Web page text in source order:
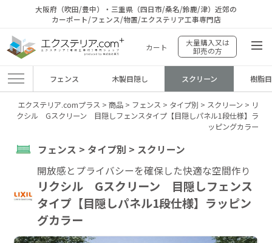
大阪府（吹田/豊中）・三重県（四日市/桑名/鈴鹿/津）近郊の
カーポート/フェンス/物置/エクステリア工事専門店
カート
大量購入又は
卸売の方
フェンス 木製目隠し スクリーン 樹脂
エクステリア.comプラス > 商品> フェンス > タイプ別 > スクリーン > リ
クシル Gスクリーン 目隠しフェンスタイプ【目隠しパネル1段仕様】ラ
ッピングカラー
フェンス > タイプ別 > スクリーン
開放感とプライバシーを確保した快適な空間作り
リクシル Gスクリーン 目隠しフェンス
タイプ【目隠しパネル1段仕様】ラッピン
グカラー